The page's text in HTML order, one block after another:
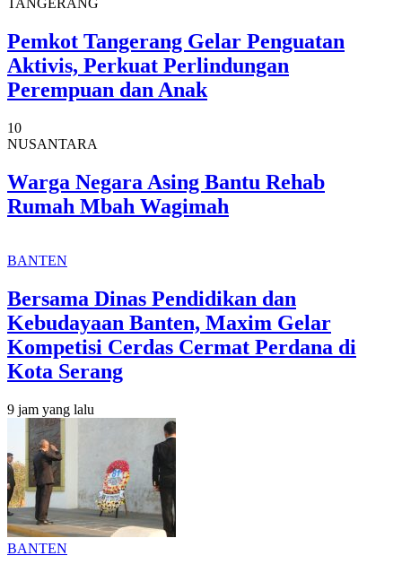
TANGERANG
Pemkot Tangerang Gelar Penguatan
Aktivis, Perkuat Perlindungan
Perempuan dan Anak
10
NUSANTARA
Warga Negara Asing Bantu Rehab
Rumah Mbah Wagimah
BANTEN
Bersama Dinas Pendidikan dan
Kebudayaan Banten, Maxim Gelar
Kompetisi Cerdas Cermat Perdana di
Kota Serang
9 jam yang lalu
BANTEN